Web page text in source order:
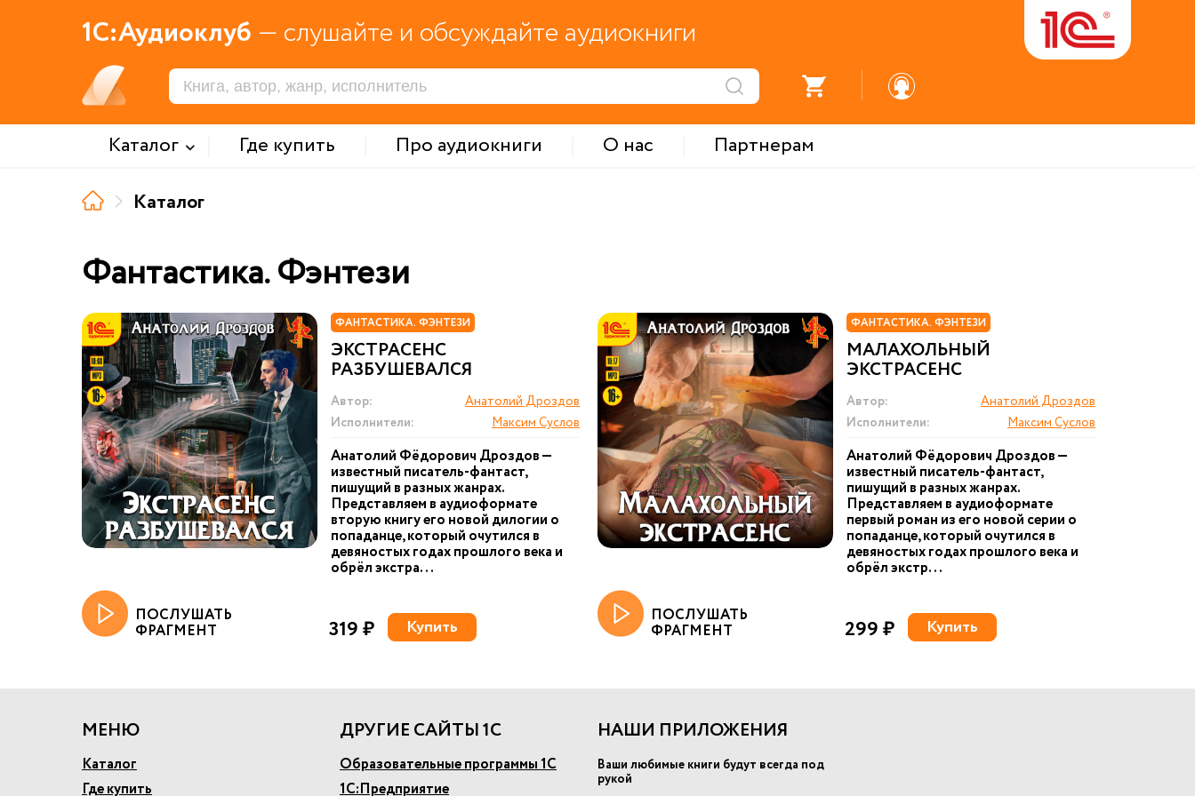
1С:Аудиоклуб — слушайте и обсуждайте аудиокниги
Каталог Где купить Про аудиокниги О нас
Партнерам
Каталог
Фантастика. Фэнтези
ФАНТАСТИКА. ФЭНТЕЗИ
ЭКСТРАСЕНС
РАЗБУШЕВАЛСЯ
Автор:
Анатолий Дроздов
Исполнители:
Максим Суслов
Анатолий Фёдорович Дроздов —
известный писатель-фантаст,
пишущий в разных жанрах.
Представляем в аудиоформате
вторую книгу его новой дилогии о
попаданце, который очутился в
девяностых годах прошлого века и
обрёл экстра...
ПОСЛУШАТЬ
ФРАГМЕНТ 319 ₽ Купить
ФАНТАСТИКА. ФЭНТЕЗИ
МАЛАХОЛЬНЫЙ
ЭКСТРАСЕНС
Автор:
Анатолий Дроздов
Исполнители:
Максим Суслов
Анатолий Фёдорович Дроздов —
известный писатель-фантаст,
пишущий в разных жанрах.
Представляем в аудиоформате
первый роман из его новой серии о
попаданце, который очутился в
девяностых годах прошлого века и
обрёл экстр...
ПОСЛУШАТЬ
ФРАГМЕНТ 299 ₽ Купить
МЕНЮ
Каталог
Где купить
ДРУГИЕ САЙТЫ 1С
Образовательные программы 1С
1С:Предприятие
НАШИ ПРИЛОЖЕНИЯ
Ваши любимые книги будут всегда под
рукой